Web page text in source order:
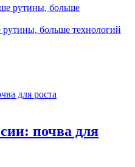
больше технологий
почва для